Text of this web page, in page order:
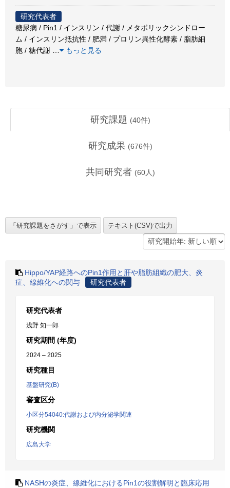
研究代表者
糖尿病 / Pin1 / インスリン / 代謝 / メタボリックシンドロー
ム / インスリン抵抗性 / 肥満 / プロリン異性化酵素 / 脂肪細
胞 / 糖代謝
もっと見る
研究課題 (40件)
研究成果 (676件)
共同研究者 (60人)
Hippo/YAP経路へのPin1作用と肝や脂肪組織の肥大、炎
症、線維化への関与
研究代表者
研究代表者
浅野 知一郎
研究期間 (年度)
2024 – 2025
研究種目
基盤研究(B)
審査区分
小区分54040:代謝および内分泌学関連
研究機関
広島大学
NASHの炎症、線維化におけるPin1の役割解明と臨床応用